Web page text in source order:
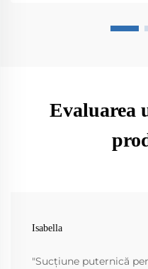
Evaluarea
Isabella
"Sucțiune puternică